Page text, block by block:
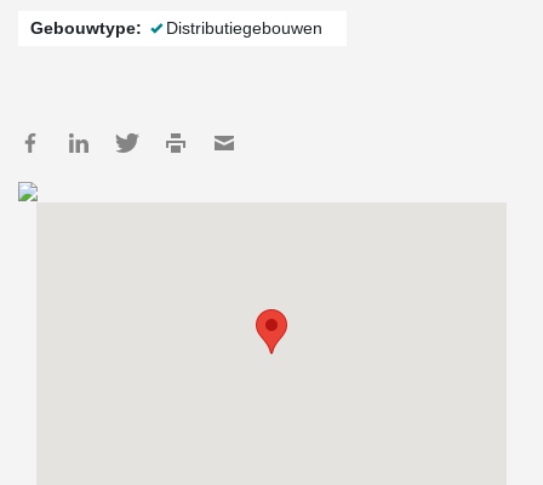
Gebouwtype: Distributiegebouwen